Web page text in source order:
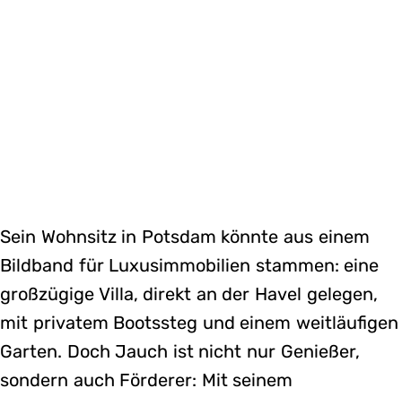
Sein Wohnsitz in Potsdam könnte aus einem
Bildband für Luxusimmobilien stammen: eine
großzügige Villa, direkt an der Havel gelegen,
mit privatem Bootssteg und einem weitläufigen
Garten. Doch Jauch ist nicht nur Genießer,
sondern auch Förderer: Mit seinem